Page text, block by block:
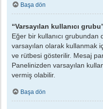
Başa dön
“Varsayılan kullanıcı
Eğer bir kullanıcı grubundan
varsayılan olarak kullanmak
ve rütbesi gösterilir. Mesaj
Panelinizden varsayılan
vermiş olabilir.
Başa dön